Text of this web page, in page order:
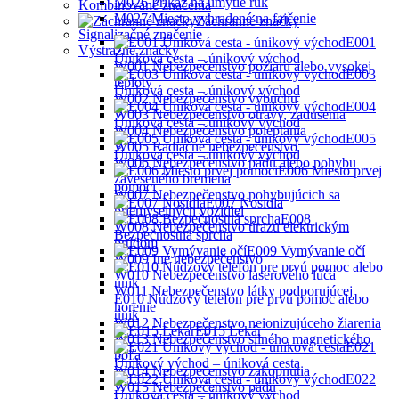
M027 Miesto vyhradené na fajčenie
Signalizačné značenie
Výstražné značky
W001 Nebezpečenstvo požiaru alebo vysokej
teploty
W002 Nebezpečenstvo výbuchu
W003 Nebezpečenstvo otravy, zadusenia
W004 Nebezpečenstvo poleptania
W005 Radiačné nebezpečenstvo
W006 Nebezpečenstvo pádu alebo pohybu
zaveseného bremena
W007 Nebezpečenstvo pohybujúcich sa
priemyselných vozidiel
W008 Nebezpečenstvo úrazu elektrickým
prúdom
W009 Iné nebezpečenstvo
W010 Nebezpečenstvo laserového lúča
W011 Nebezpečenstvo látky podporujúcej
horenie
W012 Nebezpečenstvo neionizujúceho žiarenia
W013 Nebezpečenstvo silného magnetického
poľa
W014 Nebezpečenstvo zakopnutia
W015 Nebezpečenstvo pádu
Kombinované značenia
Záchranné značky
E001
Úniková cesta – únikový východ
E003
Úniková cesta – únikový východ
E004
Úniková cesta – únikový východ
E005
Ůniková cesta – únikový východ
E006 Miesto prvej
pomoci
E007 Nosidlá
E008
Bezpečnostná sprcha
E009 Vymývanie očí
E010 Núdzový telefón pre prvú pomoc alebo
únik
E015 Lekár
E021
Únikový východ – úniková cesta
E022
Úniková cesta – únikový východ